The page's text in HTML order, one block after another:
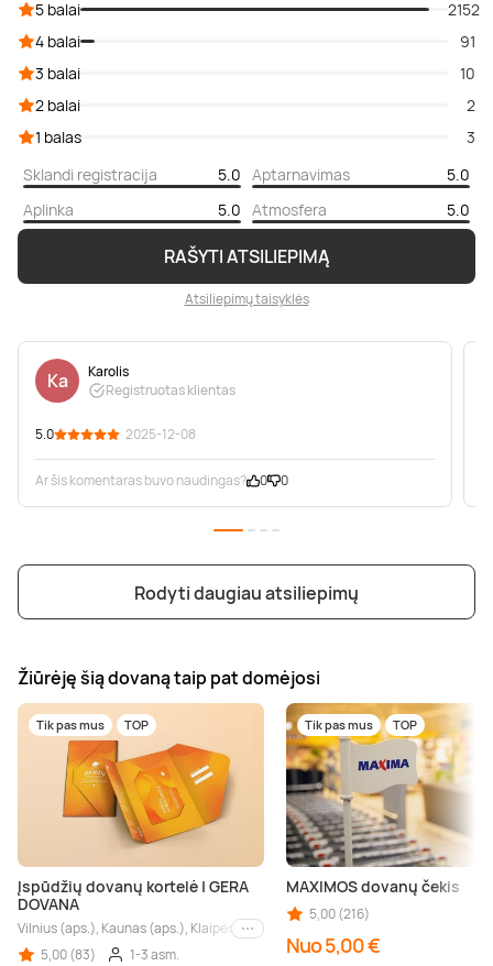
RAŠYTI ATSILIEPIMĄ
Atsiliepimų taisyklės
5 balai
2152
4 balai
91
3 balai
10
2 balai
2
1 balas
3
Sklandi registracija
5.0 Aptarnavimas
5.0
Aplinka
5.0 Atmosfera 5.0
Ka
Karolis
Registruotas klientas
5.0 · 2025-12-08
Ar šis komentaras buvo naudingas? 0 0
Rodyti daugiau atsiliepimų
Žiūrėję šią dovaną taip pat domėjosi
Tik pas mus TOP
Įspūdžių dovanų kortelė | GERA
DOVANA
Vilnius (aps.), Kaunas (aps.), Klaipėda (aps.), Palanga (aps.), Nida (aps.),
Kiti miestai
5,00 (83)
1-3 asm.
Tik pas mus TOP
MAXIMOS dovanų čekis
5,00 (216)
Nuo 5,00 €